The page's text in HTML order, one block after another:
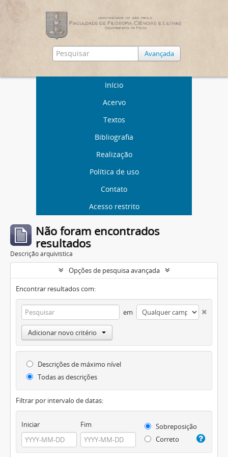
Avançada
Início
Acervo
Textos
Bibliografia
Realização
Política de uso
Contato
Acesso restrito
Não foram encontrados
resultados
Descrição arquivística
Opções de pesquisa avançada
Encontrar resultados com:
em
Adicionar novo critério
Descrições de máximo nível
Todas as descrições
Filtrar por intervalo de datas:
Iniciar Fim
Sobreposição
Correto